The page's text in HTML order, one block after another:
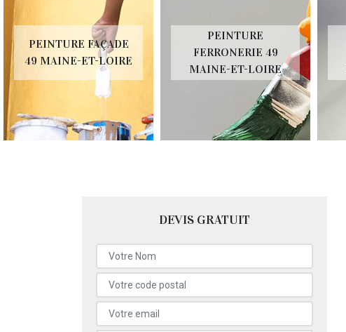
PEINTURE FAÇADE
49 MAINE-ET-LOIRE
PEINTURE
FERRONERIE 49
MAINE-ET-LOIRE
DEVIS GRATUIT